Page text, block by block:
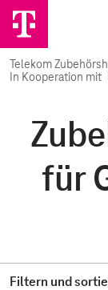
Telekom
In Kooperation mit
für
Filtern und